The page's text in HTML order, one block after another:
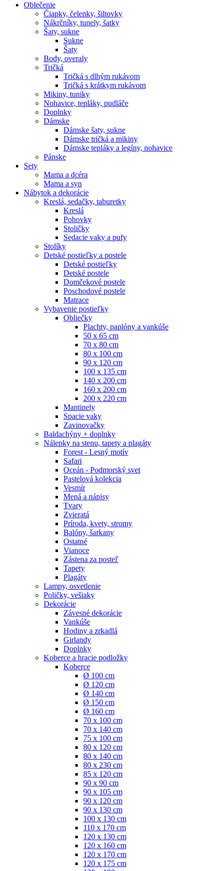
Oblečenie
Čiapky, čelenky, šiltovky
Nákrčníky, tunely, šatky
Šaty, sukne
Sukne
Šaty
Body, overaly
Tričká
Tričká s dlhým rukávom
Tričká s krátkym rukávom
Mikiny, tuniky
Nohavice, tepláky, pudláče
Doplnky
Dámske
Dámske šaty, sukne
Dámske tričká a mikiny
Dámske tepláky a legíny, nohavice
Pánske
Sety
Mama a dcéra
Mama a syn
Nábytok a dekorácie
Kreslá, sedačky, taburetky
Kreslá
Pohovky
Stoličky
Sedacie vaky a pufy
Stolíky
Detské postieľky a postele
Detské postieľky
Detské postele
Domčekové postele
Poschodové postele
Matrace
Vybavenie postieľky
Obliečky
Plachty, paplóny a vankúše
50 x 65 cm
70 x 80 cm
80 x 100 cm
90 x 120 cm
100 x 135 cm
140 x 200 cm
160 x 200 cm
200 x 220 cm
Mantinely
Spacie vaky
Zavinovačky
Baldachýny + doplnky
Nálepky na stenu, tapety a plagáty
Forest - Lesný motív
Safari
Oceán - Podmorský svet
Pastelová kolekcia
Vesmír
Mená a nápisy
Tvary
Zvieratá
Príroda, kvety, stromy
Balóny, šarkany
Ostatné
Vianoce
Zástena za posteľ
Tapety
Plagáty
Lampy, osvetlenie
Poličky, vešiaky
Dekorácie
Závesné dekorácie
Vankúše
Hodiny a zrkadlá
Girlandy
Doplnky
Koberce a hracie podložky
Koberce
Ø 100 cm
Ø 120 cm
Ø 140 cm
Ø 150 cm
Ø 160 cm
70 x 100 cm
70 x 140 cm
75 x 100 cm
80 x 120 cm
80 x 140 cm
80 x 230 cm
85 x 120 cm
90 x 90 cm
90 x 105 cm
90 x 120 cm
90 x 130 cm
100 x 130 cm
110 x 170 cm
120 x 130 cm
120 x 160 cm
120 x 170 cm
120 x 175 cm